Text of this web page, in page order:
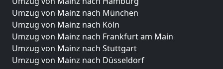
Umzug von Mainz nach München
Umzug von Mainz nach Köln
Umzug von Mainz nach Frankfurt am Main
Umzug von Mainz nach Stuttgart
Umzug von Mainz nach Düsseldorf